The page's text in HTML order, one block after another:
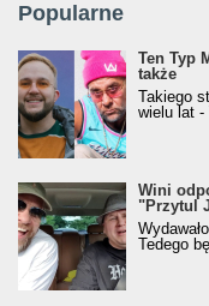
Popularne
Ten Typ
także
Takiego
wielu lat -
Wini
"Przytul
Tedego